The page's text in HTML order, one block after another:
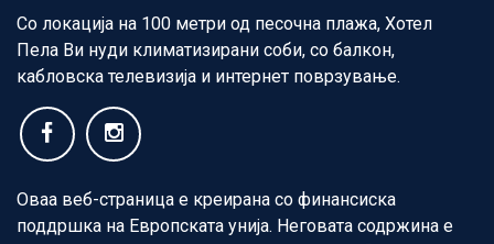
Со локација на 100 метри од песочна плажа, Хотел
Пела Ви нуди климатизирани соби, со балкон,
кабловска телевизија и интернет поврзување.
Оваа веб-страница е креирана со финансиска
поддршка на Европската унија. Неговата содржина е